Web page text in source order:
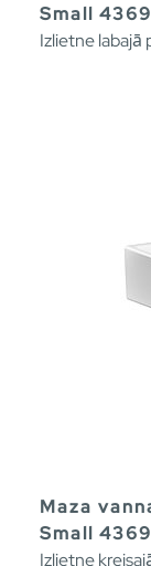
Small
Izlietne labajā
Maza
Small
Izlietne